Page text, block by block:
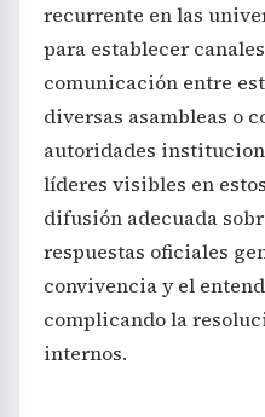
recurrente en las
para establecer
comunicación entre
diversas asambleas o
autoridades
líderes visibles en
difusión adecuada
respuestas oficiales
convivencia y el
complicando la
internos.